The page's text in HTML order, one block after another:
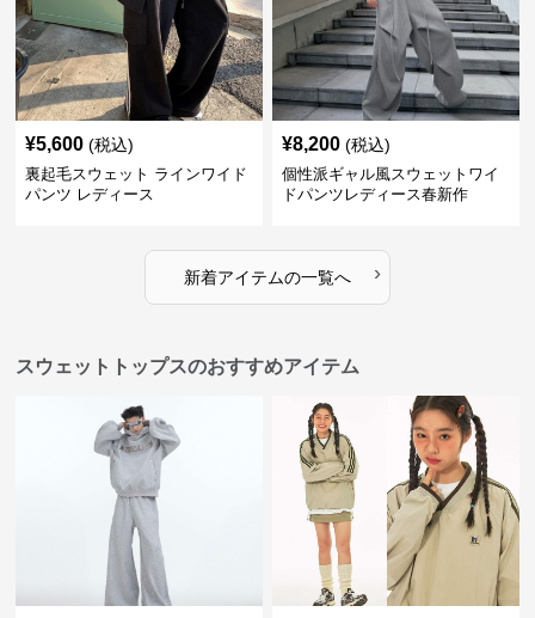
¥5,600 (税込)
裏起毛スウェット ラインワイド
パンツ レディース
¥8,200 (税込)
個性派ギャル風スウェットワイ
ドパンツレディース春新作
新着アイテムの一覧へ ›
スウェットトップスのおすすめアイテム